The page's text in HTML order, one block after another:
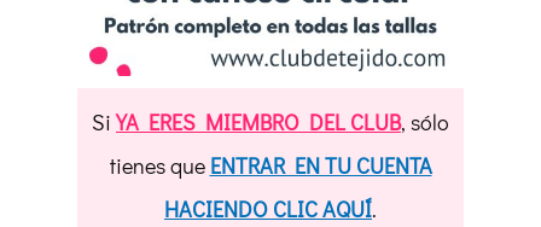
SiYA ERES MIEMBRO DEL CLUB, sólo
tienes que ENTRAR EN TU CUENTA
HACIENDO CLIC AQUÍ.